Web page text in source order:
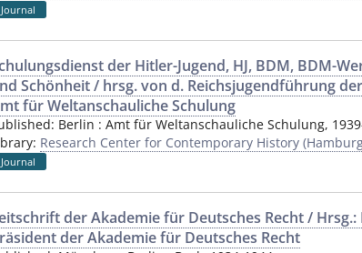
Journal
der Hitler-Jugend, HJ, BDM, BDM-
Schönheit / hrsg. von d. Reichsjugendführung
für Weltanschauliche Schulung
Berlin : Amt für Weltanschauliche Schulung,
Research Center for Contemporary History
Journal
der Akademie für Deutsches Recht / Hrsg.:
der Akademie für Deutsches Recht